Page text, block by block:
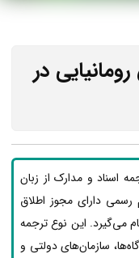
در
اسناد و مدارک از زبان
رسمی دارای مجوز اطلاق
می‌گیرد. این نوع ترجمه
سازمان‌های دولتی و